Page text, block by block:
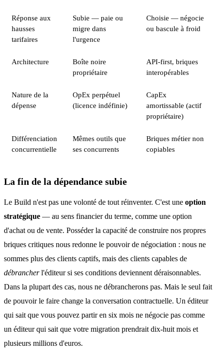
Réponse aux
hausses
tarifaires
Subie — paie ou
migre dans
l'urgence
Choisie — négocie
ou bascule à froid
Architecture
Boîte noire
propriétaire
API-first, briques
interopérables
Nature de la
dépense
OpEx perpétuel
(licence indéfinie)
CapEx
amortissable (actif
propriétaire)
Différenciation
concurrentielle
Mêmes outils que
ses concurrents
Briques métier non
copiables
La fin de la dépendance subie
Le Build n'est pas une volonté de tout réinventer. C'est une option
stratégique — au sens financier du terme, comme une option
d'achat ou de vente. Posséder la capacité de construire nos propres
briques critiques nous redonne le pouvoir de négociation : nous ne
sommes plus des clients captifs, mais des clients capables de
débrancherl'éditeur si ses conditions deviennent déraisonnables.
Dans la plupart des cas, nous ne débrancherons pas. Mais le seul fait
de pouvoir le faire change la conversation contractuelle. Un éditeur
qui sait que vous pouvez partir en six mois ne négocie pas comme
un éditeur qui sait que votre migration prendrait dix-huit mois et
plusieurs millions d'euros.